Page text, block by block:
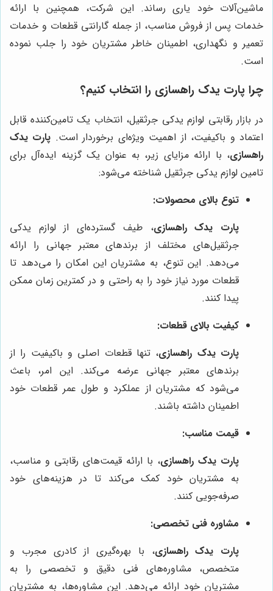
ماشین‌آلات خود یاری رساند. این شرکت، همچنین با ارائه
خدمات پس از فروش مناسب، از جمله گارانتی قطعات و خدمات
تعمیر و نگهداری، اطمینان خاطر مشتریان خود را جلب نموده
است.
چرا پارت یدک راهسازی را انتخاب کنیم؟
در بازار رقابتی لوازم یدکی جرثقیل، انتخاب یک تامین‌کننده قابل
اعتماد و باکیفیت، از اهمیت ویژه‌ای برخوردار است. پارت یدک
راهسازی، با ارائه مزایای زیر، به عنوان یک گزینه ایده‌آل برای
تامین لوازم یدکی جرثقیل شناخته می‌شود:
تنوع بالای محصولات:
پارت یدک راهسازی، طیف گسترده‌ای از لوازم یدکی
جرثقیل‌های مختلف از برندهای معتبر جهانی را ارائه
می‌دهد. این تنوع، به مشتریان این امکان را می‌دهد تا
قطعات مورد نیاز خود را به راحتی و در کمترین زمان ممکن
پیدا کنند.
کیفیت بالای قطعات:
پارت یدک راهسازی، تنها قطعات اصلی و باکیفیت را از
برندهای معتبر جهانی عرضه می‌کند. این امر، باعث
می‌شود که مشتریان از عملکرد و طول عمر قطعات خود
اطمینان داشته باشند.
قیمت مناسب:
پارت یدک راهسازی، با ارائه قیمت‌های رقابتی و مناسب،
به مشتریان خود کمک می‌کند تا در هزینه‌های خود
صرفه‌جویی کنند.
مشاوره فنی تخصصی:
پارت یدک راهسازی، با بهره‌گیری از کادری مجرب و
متخصص، مشاوره‌های فنی دقیق و تخصصی را به
مشتریان خود ارائه می‌دهد. این مشاوره‌ها، به مشتریان